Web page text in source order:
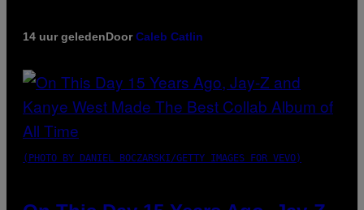
14 uur geledenDoorCaleb Catlin
(PHOTO BY DANIEL BOCZARSKI/GETTY IMAGES FOR VEVO)